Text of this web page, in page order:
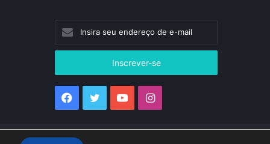
seu
endereço
e-
mail
Facebook
Twitter YouTubeInstagram